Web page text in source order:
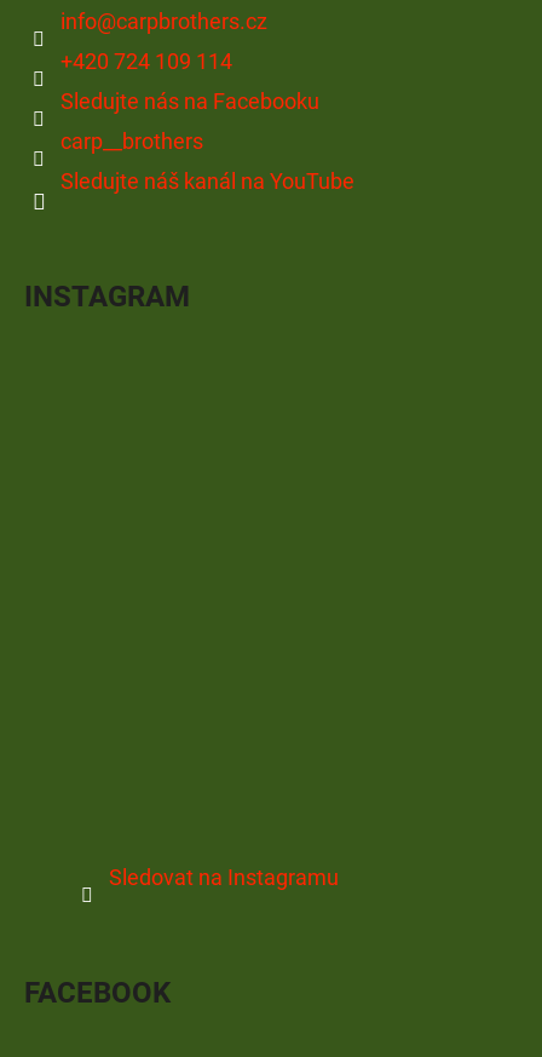
info@carpbrothers.cz
+420 724 109 114
Sledujte nás na Facebooku
carp__brothers
Sledujte náš kanál na YouTube
INSTAGRAM
Sledovat na Instagramu
FACEBOOK